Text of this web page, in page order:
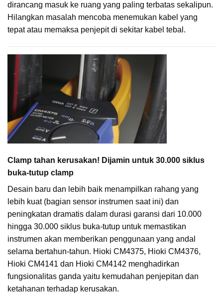
dirancang masuk ke ruang yang paling terbatas sekalipun.
Hilangkan masalah mencoba menemukan kabel yang
tepat atau memaksa penjepit di sekitar kabel tebal.
Clamp tahan kerusakan! Dijamin untuk 30.000 siklus
buka-tutup clamp
Desain baru dan lebih baik menampilkan rahang yang
lebih kuat (bagian sensor instrumen saat ini) dan
peningkatan dramatis dalam durasi garansi dari 10.000
hingga 30.000 siklus buka-tutup untuk memastikan
instrumen akan memberikan penggunaan yang andal
selama bertahun-tahun. Hioki CM4375, Hioki CM4376,
Hioki CM4141 dan Hioki CM4142 menghadirkan
fungsionalitas ganda yaitu kemudahan penjepitan dan
ketahanan terhadap kerusakan.